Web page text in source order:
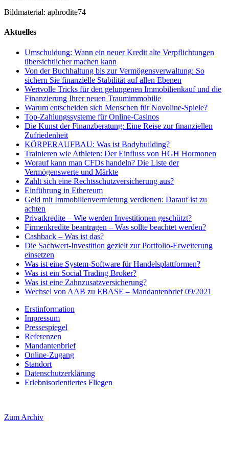
Bildmaterial: aphrodite74
Aktuelles
Umschuldung: Wann ein neuer Kredit alte Verpflichtungen
übersichtlicher machen kann
Von der Buchhaltung bis zur Vermögensverwaltung: So
sichern Sie finanzielle Stabilität auf allen Ebenen
Wertvolle Tricks für den gelungenen Immobilienkauf und die
Finanzierung Ihrer neuen Traumimmobilie
Warum entscheiden sich Menschen für Novoline-Spiele?
Top-Zahlungssysteme für Online-Casinos
Die Kunst der Finanzberatung: Eine Reise zur finanziellen
Zufriedenheit
KÖRPERAUFBAU: Was ist Bodybuilding?
Trainieren wie Athleten: Der Einfluss von HGH Hormonen
Worauf kann man CFDs handeln? Die Liste der
Vermögenswerte und Märkte
Zahlt sich eine Rechtsschutzversicherung aus?
Einführung in Ethereum
Geld mit Immobilienvermietung verdienen: Darauf ist zu
achten
Privatkredite – Wie werden Investitionen geschützt?
Firmenkredite beantragen – Was sollte beachtet werden?
Cashback – Was ist das?
Die Sachwert-Investition gezielt zur Portfolio-Erweiterung
einsetzen
Was ist eine System-Software für Handelsplattformen?
Was ist ein Social Trading Broker?
Was ist eine Zahnzusatzversicherung?
Wechsel von AAB zu EBASE – Mandantenbrief 09/2021
Erstinformation
Impressum
Pressespiegel
Referenzen
Mandantenbrief
Online-Zugang
Standort
Datenschutzerklärung
Erlebnisorientiertes Fliegen
Zum Archiv